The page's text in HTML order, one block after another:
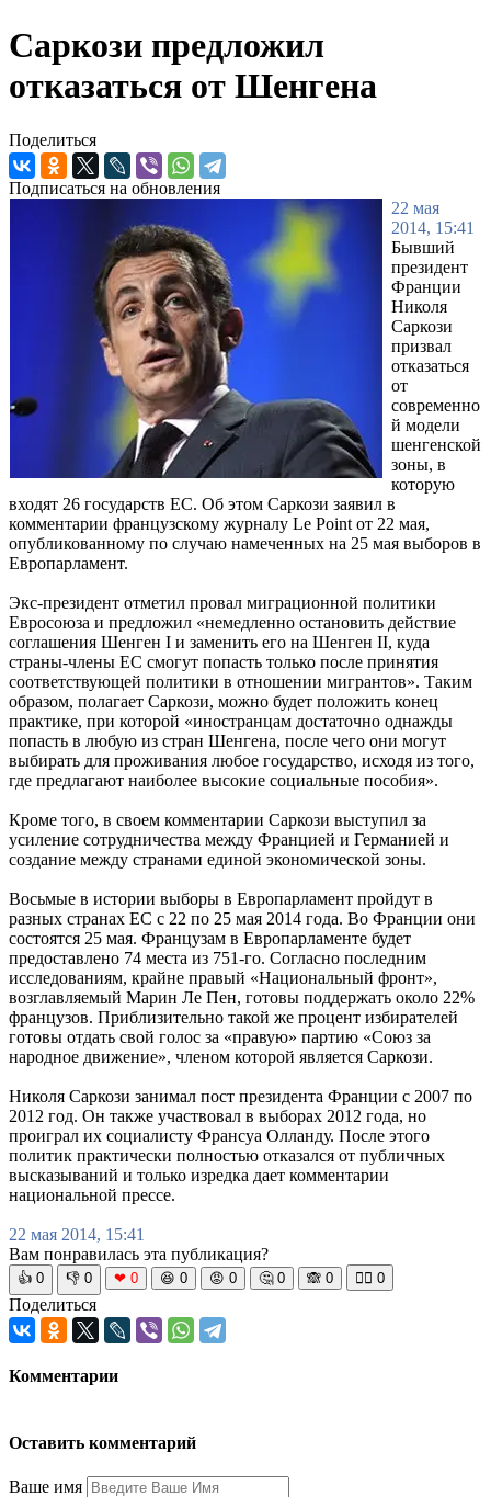
Саркози предложил
отказаться от Шенгена
Поделиться
Подписаться на обновления
22 мая
2014, 15:41
Бывший
президент
Франции
Николя
Саркози
призвал
отказаться
от
современно
й модели
шенгенской
зоны, в
которую
входят 26 государств ЕС. Об этом Саркози заявил в
комментарии французскому журналу Le Point от 22 мая,
опубликованному по случаю намеченных на 25 мая выборов в
Европарламент.
Экс-президент отметил провал миграционной политики
Евросоюза и предложил «немедленно остановить действие
соглашения Шенген I и заменить его на Шенген II, куда
страны-члены ЕС смогут попасть только после принятия
соответствующей политики в отношении мигрантов». Таким
образом, полагает Саркози, можно будет положить конец
практике, при которой «иностранцам достаточно однажды
попасть в любую из стран Шенгена, после чего они могут
выбирать для проживания любое государство, исходя из того,
где предлагают наиболее высокие социальные пособия».
Кроме того, в своем комментарии Саркози выступил за
усиление сотрудничества между Францией и Германией и
создание между странами единой экономической зоны.
Восьмые в истории выборы в Европарламент пройдут в
разных странах ЕС с 22 по 25 мая 2014 года. Во Франции они
состоятся 25 мая. Французам в Европарламенте будет
предоставлено 74 места из 751-го. Согласно последним
исследованиям, крайне правый «Национальный фронт»,
возглавляемый Марин Ле Пен, готовы поддержать около 22%
французов. Приблизительно такой же процент избирателей
готовы отдать свой голос за «правую» партию «Союз за
народное движение», членом которой является Саркози.
Николя Саркози занимал пост президента Франции с 2007 по
2012 год. Он также участвовал в выборах 2012 года, но
проиграл их социалисту Франсуа Олланду. После этого
политик практически полностью отказался от публичных
высказываний и только изредка дает комментарии
национальной прессе.
22 мая 2014, 15:41
Вам понравилась эта публикация?
👍 0 👎 0 ❤ 0 😆 0 😡 0 🤔 0 🙈 0 🧘‍♀️ 0
Поделиться
Комментарии
Оставить комментарий
Ваше имя